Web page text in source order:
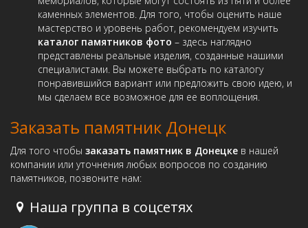
каменных элементов. Для того, чтобы оценить наше
мастерство и уровень работ, рекомендуем изучить
каталог памятников фото – здесь наглядно
представлены реальные изделия, созданные нашими
специалистами. Вы можете выбрать по каталогу
понравившийся вариант или предложить свою идею, и
мы сделаем все возможное для ее воплощения.
Заказать памятник Донецк
Для того чтобы заказать памятник в Донецке в нашей
компании или уточнения любых вопросов по созданию
памятников, позвоните нам:
Наша группа в соцсетях